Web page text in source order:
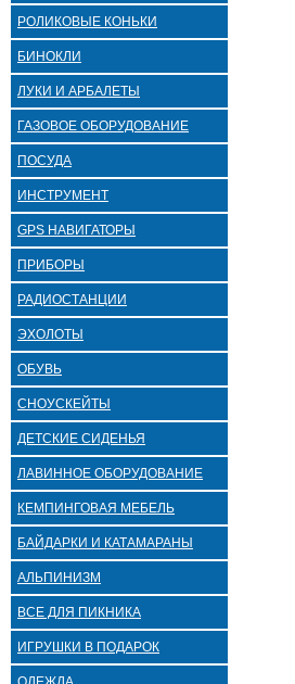
РОЛИКОВЫЕ КОНЬКИ
БИНОКЛИ
ЛУКИ И АРБАЛЕТЫ
ГАЗОВОЕ ОБОРУДОВАНИЕ
ПОСУДА
ИНСТРУМЕНТ
GPS НАВИГАТОРЫ
ПРИБОРЫ
РАДИОСТАНЦИИ
ЭХОЛОТЫ
ОБУВЬ
СНОУСКЕЙТЫ
ДЕТСКИЕ СИДЕНЬЯ
ЛАВИННОЕ ОБОРУДОВАНИЕ
КЕМПИНГОВАЯ МЕБЕЛЬ
БАЙДАРКИ И КАТАМАРАНЫ
АЛЬПИНИЗМ
ВСЕ ДЛЯ ПИКНИКА
ИГРУШКИ В ПОДАРОК